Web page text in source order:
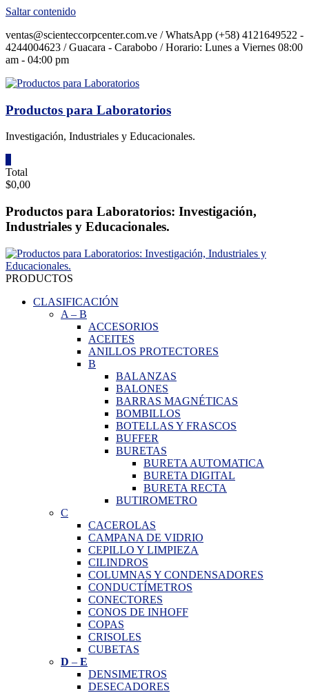
Saltar contenido
ventas@scienteccorpcenter.com.ve / WhatsApp (+58) 4121649522 -
4244004623 / Guacara - Carabobo / Horario: Lunes a Viernes 08:00
am - 04:00 pm
Productos para Laboratorios
Investigación, Industriales y Educacionales.
Total
$0,00
Productos para Laboratorios: Investigación,
Industriales y Educacionales.
PRODUCTOS
CLASIFICACIÓN
A – B
ACCESORIOS
ACEITES
ANILLOS PROTECTORES
B
BALANZAS
BALONES
BARRAS MAGNÉTICAS
BOMBILLOS
BOTELLAS Y FRASCOS
BUFFER
BURETAS
BURETA AUTOMATICA
BURETA DIGITAL
BURETA RECTA
BUTIROMETRO
C
CACEROLAS
CAMPANA DE VIDRIO
CEPILLO Y LIMPIEZA
CILINDROS
COLUMNAS Y CONDENSADORES
CONDUCTÍMETROS
CONECTORES
CONOS DE INHOFF
COPAS
CRISOLES
CUBETAS
D – E
DENSIMETROS
DESECADORES